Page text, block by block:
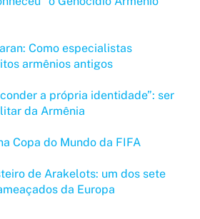
Como especialistas
armênios antigos
a própria identidade”: ser
da Armênia
Copa do Mundo da FIFA
de Arakelots: um dos sete
da Europa